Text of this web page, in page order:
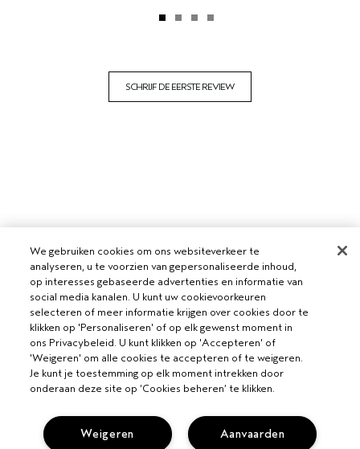
SCHRIJF DE EERSTE REVIEW
We gebruiken cookies om ons websiteverkeer te
analyseren, u te voorzien van gepersonaliseerde inhoud,
op interesses gebaseerde advertenties en informatie van
social media kanalen. U kunt uw cookievoorkeuren
selecteren of meer informatie krijgen over cookies door te
klikken op 'Personaliseren' of op elk gewenst moment in
ons Privacybeleid. U kunt klikken op 'Accepteren' of
'Weigeren' om alle cookies te accepteren of te weigeren.
Je kunt je toestemming op elk moment intrekken door
onderaan deze site op ‘Cookies beheren’ te klikken.
Aanvaarden
Weigeren